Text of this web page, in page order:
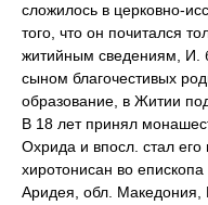
сложилось в церковно-
того, что он почитался
житийным сведениям, И.
сыном благочестивых
образование, в Житии
В 18 лет принял
Охрида и впосл. стал
хиротонисан во
Аридея, обл. Македония,